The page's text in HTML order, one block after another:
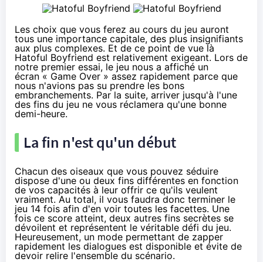
Les choix que vous ferez au cours du jeu auront
tous une importance capitale, des plus insignifiants
aux plus complexes. Et de ce point de vue là
Hatoful Boyfriend est relativement exigeant. Lors de
notre premier essai, le jeu nous a affiché un
écran « Game Over » assez rapidement parce que
nous n'avions pas su prendre les bons
embranchements. Par la suite, arriver jusqu'à l'une
des fins du jeu ne vous réclamera qu'une bonne
demi-heure.
La fin n'est qu'un début
Chacun des oiseaux que vous pouvez séduire
dispose d'une ou deux fins différentes en fonction
de vos capacités à leur offrir ce qu'ils veulent
vraiment. Au total, il vous faudra donc terminer le
jeu 14 fois afin d'en voir toutes les facettes. Une
fois ce score atteint, deux autres fins secrètes se
dévoilent et représentent le véritable défi du jeu.
Heureusement, un mode permettant de zapper
rapidement les dialogues est disponible et évite de
devoir relire l'ensemble du scénario.